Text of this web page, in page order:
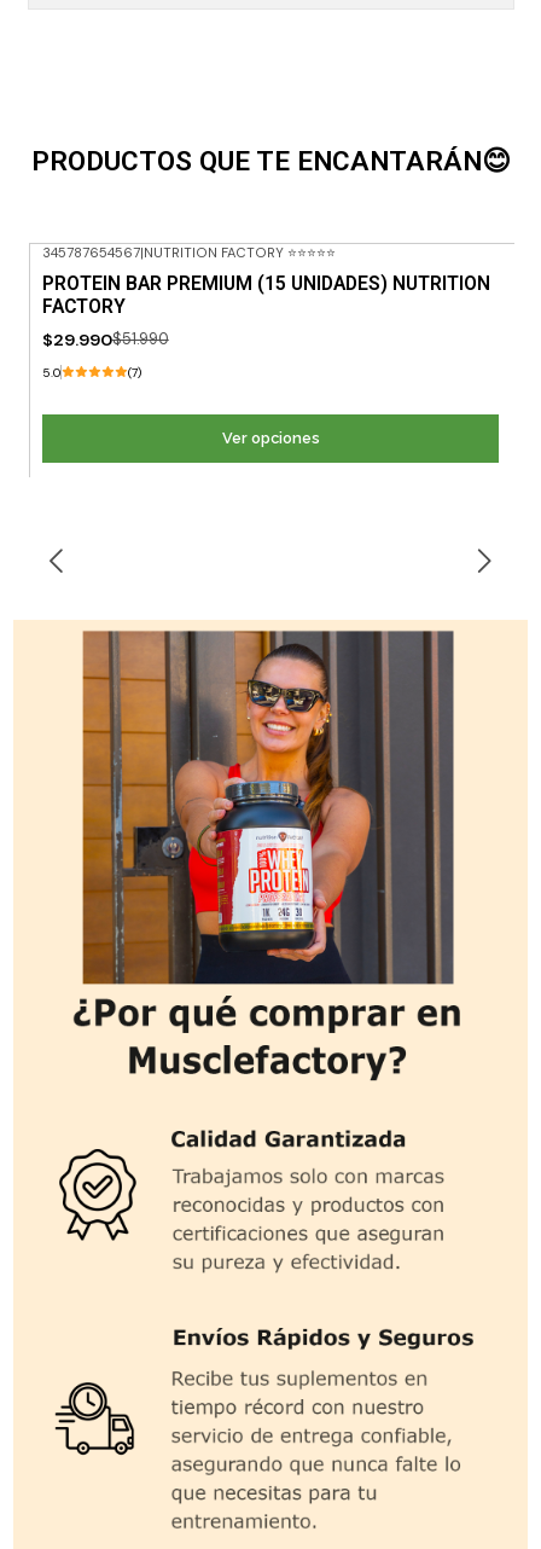
PRODUCTOS QUE TE ENCANTARÁN😊
345787654567|NUTRITION FACTORY ⭐⭐⭐⭐⭐
PROTEIN BAR PREMIUM (15 UNIDADES) NUTRITION
FACTORY
$29.990$51.990
5.0 (7)
Ver opciones